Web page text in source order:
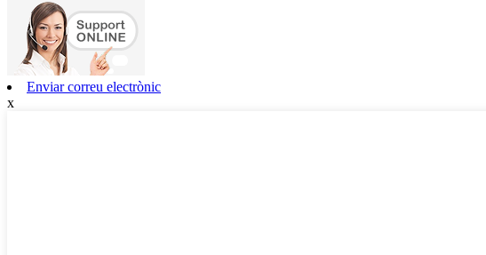
Enviar correu electrònic
x